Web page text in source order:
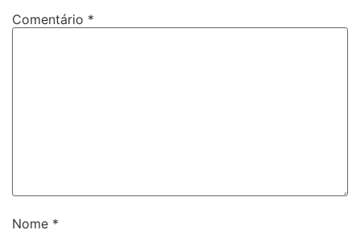
Comentário *
Nome *